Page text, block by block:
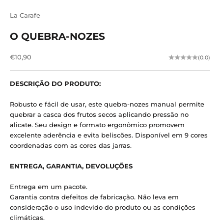
La Carafe
O QUEBRA-NOZES
Preço de venda
€10,90 (0.0)
DESCRIÇÃO DO PRODUTO:
Robusto e fácil de usar, este quebra-nozes manual permite
quebrar a casca dos frutos secos aplicando pressão no
alicate. Seu design e formato ergonômico promovem
excelente aderência e evita beliscões. Disponível em 9 cores
coordenadas com as cores das jarras.
ENTREGA, GARANTIA, DEVOLUÇÕES
Entrega em um pacote.
Garantia contra defeitos de fabricação. Não leva em
consideração o uso indevido do produto ou as condições
climáticas.